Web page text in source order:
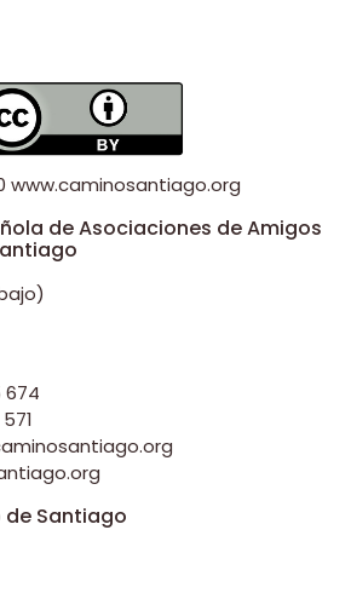
www.caminosantiago.org
de Asociaciones de Amigos
674
de Santiago